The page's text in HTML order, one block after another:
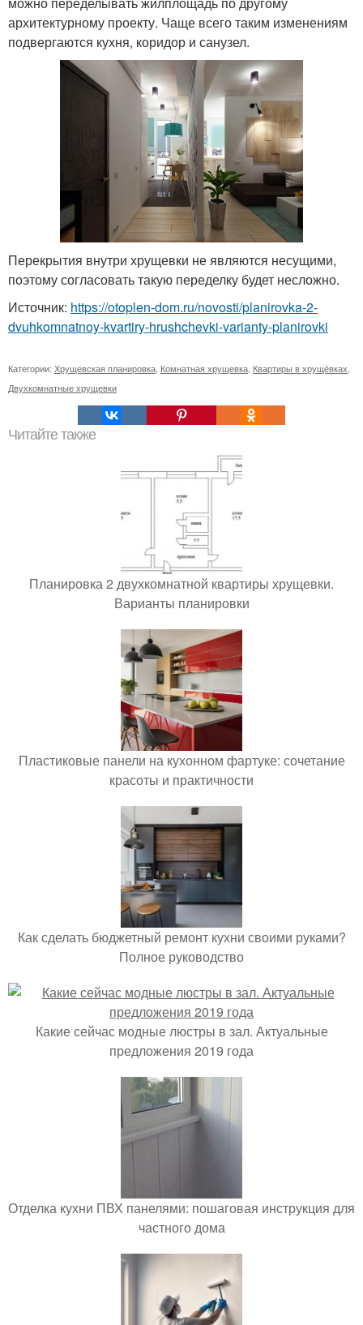
архитектурному проекту. Чаще всего таким изменениям
подвергаются кухня, коридор и санузел.
Перекрытия внутри хрущевки не являются несущими,
поэтому согласовать такую переделку будет несложно.
Источник: https://otoplen-dom.ru/novosti/planirovka-2-
dvuhkomnatnoy-kvartiry-hrushchevki-varianty-planirovki
Категории: Хрущевская планировка Комнатная хрущевка Квартиры в хрущёвках
Двухкомнатные хрущевки
Читайте также
Планировка 2 двухкомнатной квартиры хрущевки.
Варианты планировки
Пластиковые панели на кухонном фартуке: сочетание
красоты и практичности
Как сделать бюджетный ремонт кухни своими руками?
Полное руководство
Какие сейчас модные люстры в зал. Актуальные
предложения 2019 года
Отделка кухни ПВХ панелями: пошаговая инструкция для
частного дома